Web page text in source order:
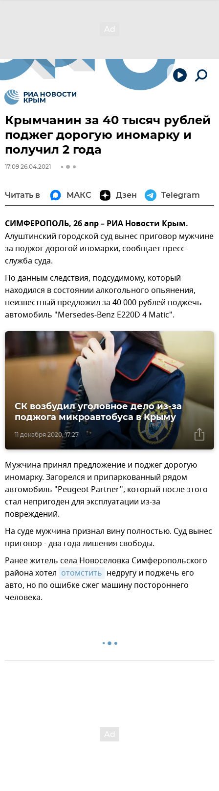
Крымчанин за 40 тысяч рублей
поджег дорогую иномарку и
получил 2 года
17:09 26.04.2021
Читать в МАКС Дзен Telegram
СИМФЕРОПОЛЬ, 26 апр – РИА Новости Крым.
Алуштинский городской суд вынес приговор мужчине
за поджог дорогой иномарки, сообщает пресс-
служба суда.
По данным следствия, подсудимому, который
находился в состоянии алкогольного опьянения,
неизвестный предложил за 40 000 рублей поджечь
автомобиль "Mersedes-Benz E220D 4 Matic".
11 декабря 2020, 17:27
СК возбудил уголовное дело из-за
поджога микроавтобуса в Крыму
Мужчина принял предложение и поджег дорогую
иномарку. Загорелся и припаркованный рядом
автомобиль "Peugeot Partner", который после этого
стал непригоден для эксплуатации из-за
повреждений.
На суде мужчина признал вину полностью. Суд вынес
приговор - два года лишения свободы.
Ранее житель села Новоселовка Симферопольского
района хотел отомстить недругу и поджечь его
авто, но по ошибке сжег машину постороннего
человека.